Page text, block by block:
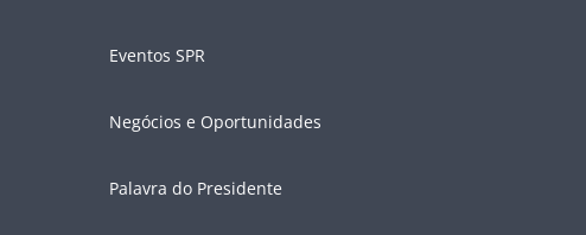
Eventos SPR
Negócios e Oportunidades
Palavra do Presidente